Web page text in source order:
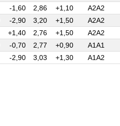
-1,60 2,86 +1,10 A2A2
-2,90 3,20 +1,50 A2A2
+1,40 2,76 +1,50 A2A2
-0,70 2,77 +0,90 A1A1
-2,90 3,03 +1,30 A1A2